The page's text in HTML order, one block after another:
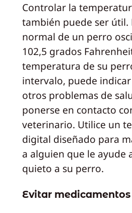
Controlar la
también puede ser
normal de un perro
102,5 grados
temperatura de su
intervalo, puede
otros problemas de
ponerse en contacto
veterinario. Utilice un
digital diseñado para
a alguien que le ayude
quieto a su perro.
Evitar